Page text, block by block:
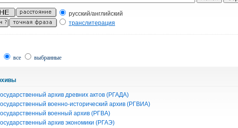
русский/английский
транслитерация
все выбранные
архив древних актов (РГАДА)
военно-исторический архив (РГВИА)
военный архив (РГВА)
архив экономики (РГАЭ)